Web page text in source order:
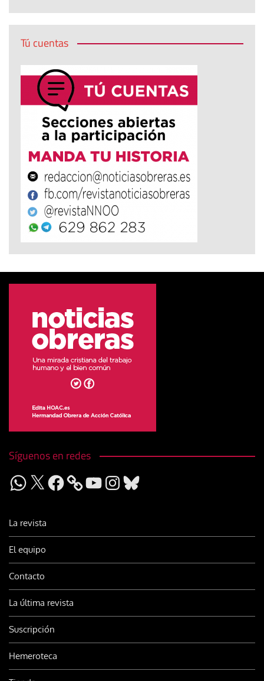
Tú cuentas
Síguenos en redes
WhatsApp
X Facebook YouTubeInstagram
Bluesky
La revista
El equipo
Contacto
La última revista
Suscripción
Hemeroteca